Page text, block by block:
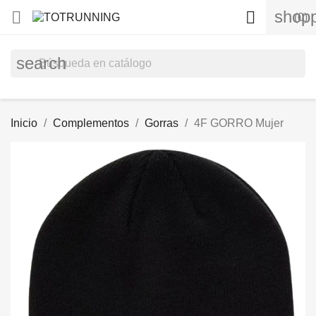
 (0)

search
Inicio Complementos Gorras 4F GORRO Mujer